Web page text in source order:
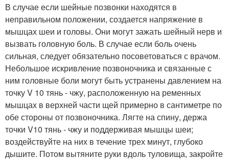
В случае если шейные позвонки находятся в
неправильном положении, создается напряжение в
мышцах шеи и головы. Они могут зажать шейный нерв и
вызвать головную боль. В случае если боль очень
сильная, следует обязательно посоветоваться с врачом.
Небольшое искривление позвоночника и связанные с
ним головные боли могут быть устранены давлением на
точку V 10 тянь - чжу, расположенную на ременных
мышцах в верхней части щей примерно в сантиметре по
обе стороны от позвоночника. Лягте на спину, держа
точки V10 тянь - чжу и поддерживая мышцы шеи;
воздействуйте на них в течение трех минут, глубоко
дышите. Потом вытяните руки вдоль туловища, закройте